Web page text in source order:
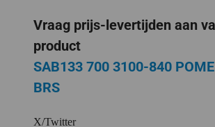
Vraag prijs-levertijden aan
product
SAB133 700 3100-840
BRS
X/Twitter